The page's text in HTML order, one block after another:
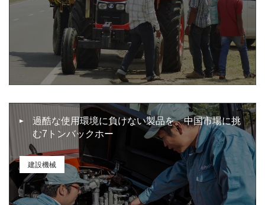
過酷な使用環境に負けない製品を。中国市場に挑
む7トンバックホー
建設機械